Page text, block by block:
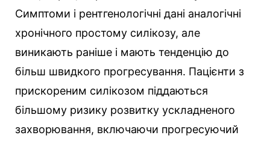
Симптоми і рентгенологічні дані аналогічні
хронічного простому силікозу, але
виникають раніше і мають тенденцію до
більш швидкого прогресування. Пацієнти з
прискореним силікозом піддаються
більшому ризику розвитку ускладненого
захворювання, включаючи прогресуючий